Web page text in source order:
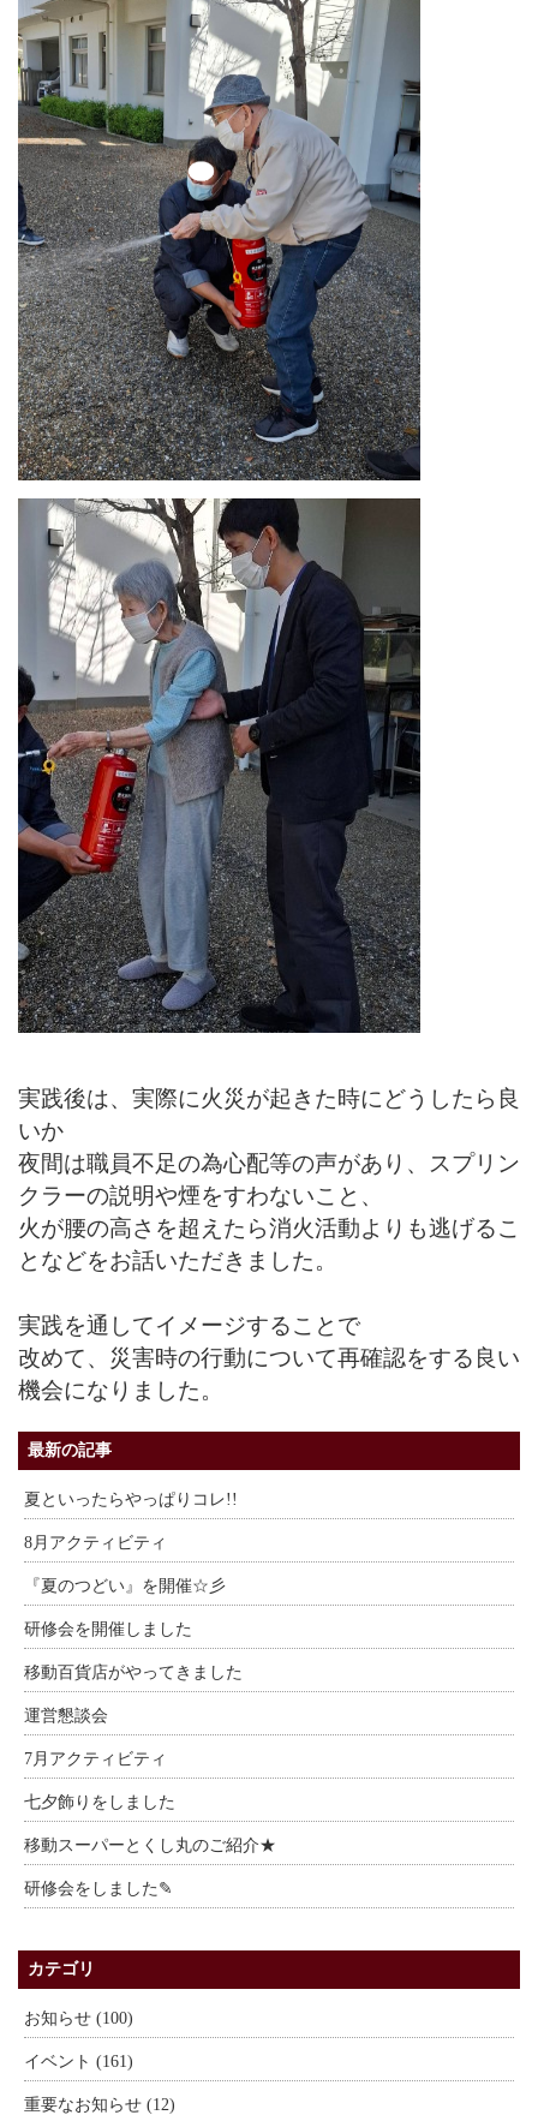
実践後は、実際に火災が起きた時にどうしたら良
いか
夜間は職員不足の為心配等の声があり、スプリン
クラーの説明や煙をすわないこと、
火が腰の高さを超えたら消火活動よりも逃げるこ
となどをお話いただきました。
実践を通してイメージすることで
改めて、災害時の行動について再確認をする良い
機会になりました。
最新の記事
夏といったらやっぱりコレ!!
8月アクティビティ
『夏のつどい』を開催☆彡
研修会を開催しました
移動百貨店がやってきました
運営懇談会
7月アクティビティ
七夕飾りをしました
移動スーパーとくし丸のご紹介★
研修会をしました✎
カテゴリ
お知らせ (100)
イベント (161)
重要なお知らせ (12)